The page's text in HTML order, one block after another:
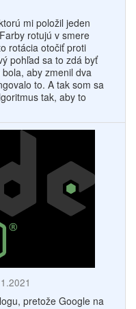
mi položil jeden
rotujú v smere
rotácia otočiť proti
pohľad sa to zdá byť
aby zmenil dva
to. A tak som sa
tak, aby to
pretože Google na